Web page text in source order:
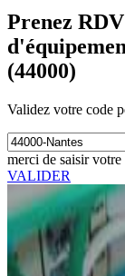
Prenez
(44000)
Validez votre code
merci de saisir votre
VALIDER